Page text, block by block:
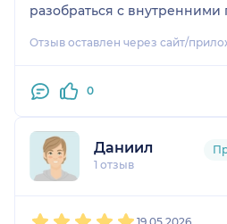
разобраться с
Отзыв оставлен через сайт/
0
Даниил
1 отзыв